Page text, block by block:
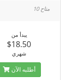
10 متاح
يبدأ من
$18.50
شهري
أطلبه الآن